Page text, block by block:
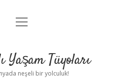
Anasayfa
Yasal Uyarı
menüyü
Yaşam Tüyoları
neşeli bir yolculuk!